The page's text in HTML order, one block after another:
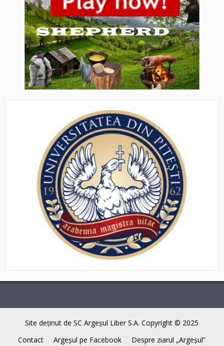
Site deţinut de SC Argeşul Liber S.A. Copyright © 2025
Contact
Argeşul pe Facebook Despre ziarul „Argeşul”